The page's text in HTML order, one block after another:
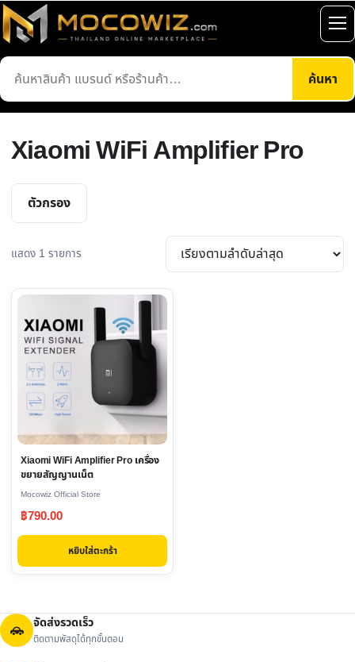
ข้าม
ไป
เนื้อหา
ค้นหา
สินค้า
ค้นหา
เปิ
เม
Xiaomi WiFi Amplifier Pro
ตัวกรอง
แสดง 1 รายการ
Xiaomi WiFi Amplifier Pro เครื่อง
ขยายสัญญานเน็ต
Mocowiz Official Store
฿790.00
หยิบใส่ตะกร้า
จัดส่งรวดเร็ว
ติดตามพัสดุได้ทุกขั้นตอน